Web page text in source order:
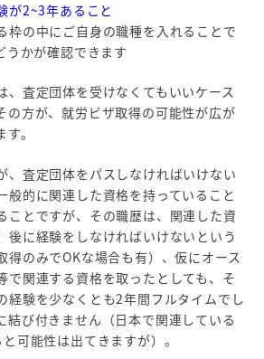
が2~3年あること
の中にご自身の職種を入れることで
うかが確認できます
、査定団体を受けなくてもいいケース
の方が、就労ビザ取得の可能性が広が
。
、査定団体をパスしなければいけない
般的に関連した資格を持っていること
ことですが、その職歴は、関連した資
後に経験をしなければいけないという
得のみでOKな場合も有）、仮にオース
で関連する資格を取ったとしても、そ
経験を少なくとも2年間フルタイムでし
結び付きません（日本で関連している
可能性は出てきますが）。